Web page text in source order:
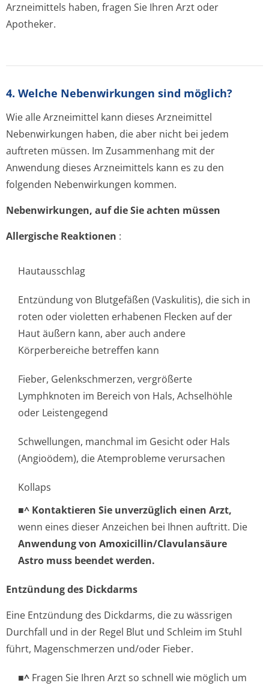
Arzneimittels haben, fragen Sie Ihren Arzt oder
Apotheker.
4. Welche Nebenwirkungen sind möglich?
Wie alle Arzneimittel kann dieses Arzneimittel
Nebenwirkungen haben, die aber nicht bei jedem
auftreten müssen. Im Zusammenhang mit der
Anwendung dieses Arzneimittels kann es zu den
folgenden Nebenwirkungen kommen.
Nebenwirkungen, auf die Sie achten müssen
Allergische Reaktionen :
Hautausschlag
Entzündung von Blutgefäßen (Vaskulitis), die sich in
roten oder violetten erhabenen Flecken auf der
Haut äußern kann, aber auch andere
Körperbereiche betreffen kann
Fieber, Gelenkschmerzen, vergrößerte
Lymphknoten im Bereich von Hals, Achselhöhle
oder Leistengegend
Schwellungen, manchmal im Gesicht oder Hals
(Angioödem), die Atemprobleme verursachen
Kollaps
■^ Kontaktieren Sie unverzüglich einen Arzt,
wenn eines dieser Anzeichen bei Ihnen auftritt. Die
Anwendung von Amoxicillin/Cla­vulansäure
Astro muss beendet werden.
Entzündung des Dickdarms
Eine Entzündung des Dickdarms, die zu wässrigen
Durchfall und in der Regel Blut und Schleim im Stuhl
führt, Magenschmerzen und/oder Fieber.
■^ Fragen Sie Ihren Arzt so schnell wie möglich um